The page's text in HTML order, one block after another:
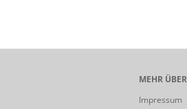
MEHR
Impressum